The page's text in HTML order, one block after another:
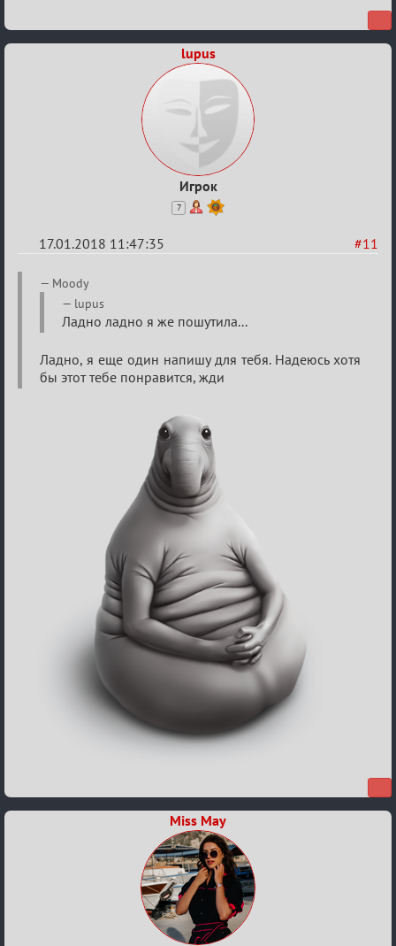
lupus
Игрок
7
#11
17.01.2018 11:47:35
Re:
Мафский
Стихоплёт
(обсуждение)
Moody
lupus
Ладно ладно я же пошутила...
Ладно, я еще один напишу для тебя. Надеюсь хотя
бы этот тебе понравится, жди
Miss May